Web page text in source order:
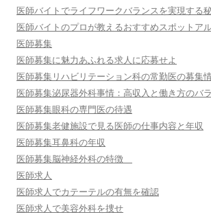
医師バイトでライフワークバランスを実現する
医師バイトのプロが教えるおすすめスポットア
医師募集
医師募集に魅力あふれる求人に応募せよ
医師募集リハビリテーション科の常勤医の募集
医師募集泌尿器外科事情：高収入と働き方のバ
医師募集眼科の専門医の待遇
医師募集老健施設で見る医師の仕事内容と年収
医師募集耳鼻科の年収
医師募集脳神経外科の特徴
医師求人
医師求人でカテーテルの有無を確認
医師求人で美容外科を捜せ